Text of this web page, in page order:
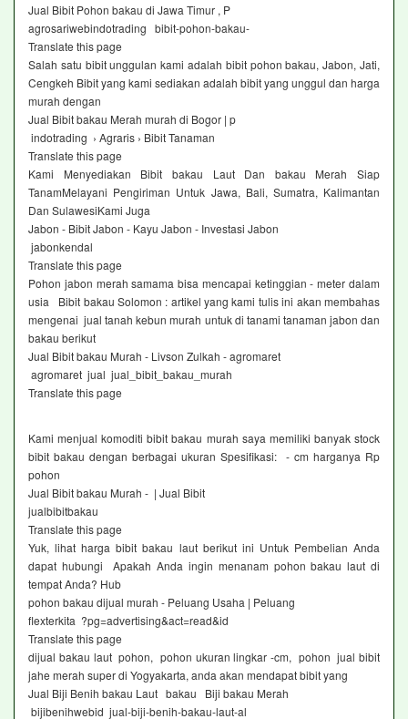
Jual Bibit Pohon bakau di Jawa Timur , P
agrosariwebindotrading bibit-pohon-bakau-
Translate this page
Salah satu bibit unggulan kami adalah bibit pohon bakau, Jabon, Jati,
Cengkeh Bibit yang kami sediakan adalah bibit yang unggul dan harga
murah dengan
Jual Bibit bakau Merah murah di Bogor | p
indotrading › Agraris › Bibit Tanaman
Translate this page
Kami Menyediakan Bibit bakau Laut Dan bakau Merah Siap
TanamMelayani Pengiriman Untuk Jawa, Bali, Sumatra, Kalimantan
Dan SulawesiKami Juga
Jabon - Bibit Jabon - Kayu Jabon - Investasi Jabon
jabonkendal
Translate this page
Pohon jabon merah samama bisa mencapai ketinggian - meter dalam
usia Bibit bakau Solomon : artikel yang kami tulis ini akan membahas
mengenai jual tanah kebun murah untuk di tanami tanaman jabon dan
bakau berikut
Jual Bibit bakau Murah - Livson Zulkah - agromaret
agromaret jual jual_bibit_bakau_murah
Translate this page
Kami menjual komoditi bibit bakau murah saya memiliki banyak stock
bibit bakau dengan berbagai ukuran Spesifikasi: - cm harganya Rp
pohon
Jual Bibit bakau Murah - | Jual Bibit
jualbibitbakau
Translate this page
Yuk, lihat harga bibit bakau laut berikut ini Untuk Pembelian Anda
dapat hubungi Apakah Anda ingin menanam pohon bakau laut di
tempat Anda? Hub
pohon bakau dijual murah - Peluang Usaha | Peluang
flexterkita ?pg=advertising&act=read&id
Translate this page
dijual bakau laut pohon, pohon ukuran lingkar -cm, pohon jual bibit
jahe merah super di Yogyakarta, anda akan mendapat bibit yang
Jual Biji Benih bakau Laut bakau Biji bakau Merah
bijibenihwebid jual-biji-benih-bakau-laut-al